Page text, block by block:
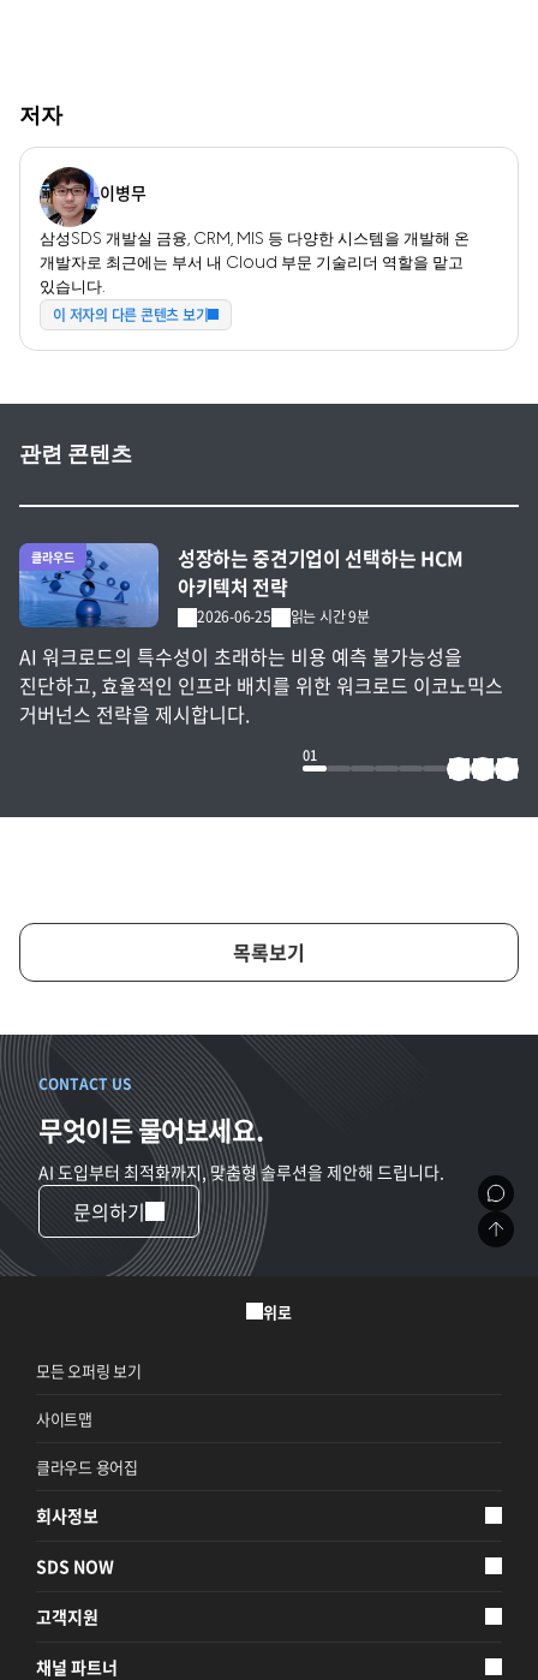
저자
이병무
삼성SDS 개발실 금융, CRM, MIS 등 다양한 시스템을 개발해 온
개발자로 최근에는 부서 내 Cloud 부문 기술리더 역할을 맡고
있습니다.
이 저자의 다른 콘텐츠 보기
관련 콘텐츠
전체 글 보기
클라우드
2026-06-25 읽는 시간 9분
성장하는 중견기업이 선택하는 HCM
아키텍처 전략
AI 워크로드의 특수성이 초래하는 비용 예측 불가능성을
진단하고, 효율적인 인프라 배치를 위한 워크로드 이코노믹스
거버넌스 전략을 제시합니다.
01
목록보기
CONTACT US
무엇이든 물어보세요.
AI 도입부터 최적화까지, 맞춤형 솔루션을 제안해 드립니다.
문의하기
위로
모든 오퍼링 보기
사이트맵
클라우드 용어집
회사정보
SDS NOW
고객지원
채널 파트너